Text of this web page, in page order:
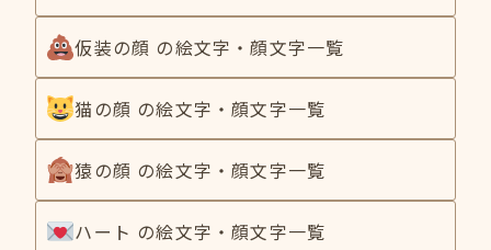
仮装の顔 の絵文字・顔文字一覧
猫の顔 の絵文字・顔文字一覧
猿の顔 の絵文字・顔文字一覧
ハート の絵文字・顔文字一覧